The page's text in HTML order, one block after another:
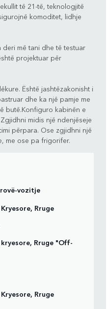
të 21-të, teknologjitë
komoditet, lidhje
më tani dhe të testuar
projektuar për
Është jashtëzakonisht i
dhe ka një pamje me
butë.Konfiguro kabinën e
midis një ndenjëseje
përpara. Ose zgjidhni një
me ose pa frigorifer.
vozitje
Rruge
Rruge "Off-
Rruge